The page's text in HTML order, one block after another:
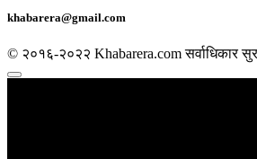
khabarera@gmail.com
© २०१६-२०२२ Khabarera.com सर्वाधिकार